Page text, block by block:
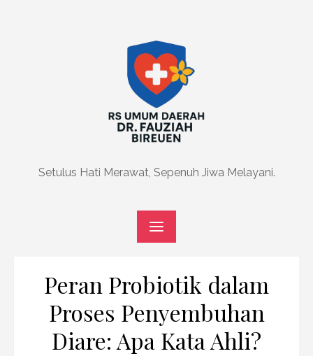
Setulus Hati Merawat, Sepenuh Jiwa Melayani.
Peran Probiotik dalam
Proses Penyembuhan
Diare: Apa Kata Ahli?